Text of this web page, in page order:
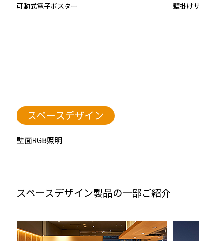
可動式電子ポスター 壁掛け
スペースデザイン
壁面RGB照明
スペースデザイン製品の一部ご紹